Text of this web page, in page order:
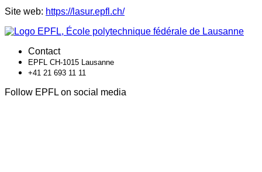
Site web: https://lasur.epfl.ch/
Contact
EPFL CH-1015 Lausanne
+41 21 693 11 11
Follow EPFL on social media